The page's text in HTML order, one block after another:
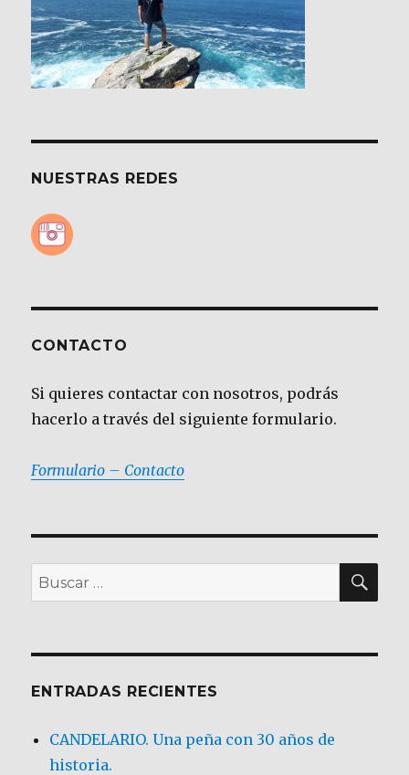
NUESTRAS REDES
CONTACTO
Si quieres contactar con nosotros, podrás
hacerlo a través del siguiente formulario.
Formulario – Contacto
Buscar
por:
ENTRADAS RECIENTES
CANDELARIO. Una peña con 30 años de
historia.